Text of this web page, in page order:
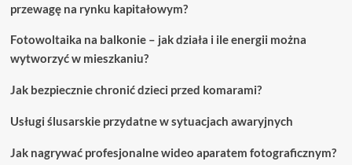
przewagę na rynku kapitałowym?
Fotowoltaika na balkonie – jak działa i ile energii można
wytworzyć w mieszkaniu?
Jak bezpiecznie chronić dzieci przed komarami?
Usługi ślusarskie przydatne w sytuacjach awaryjnych
Jak nagrywać profesjonalne wideo aparatem fotograficznym?